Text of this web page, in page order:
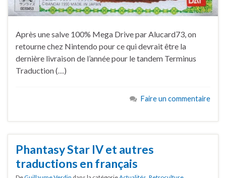
Après une salve 100% Mega Drive par Alucard73, on
retourne chez Nintendo pour ce qui devrait être la
dernière livraison de l’année pour le tandem Terminus
Traduction (…)
Faire un commentaire
Phantasy Star IV et autres
traductions en français